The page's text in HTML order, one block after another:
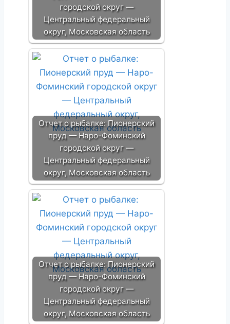
городской округ —
Центральный федеральный
округ, Московская область
Отчет о рыбалке: Пионерский
пруд — Наро-Фоминский
городской округ —
Центральный федеральный
округ, Московская область
Отчет о рыбалке: Пионерский
пруд — Наро-Фоминский
городской округ —
Центральный федеральный
округ, Московская область